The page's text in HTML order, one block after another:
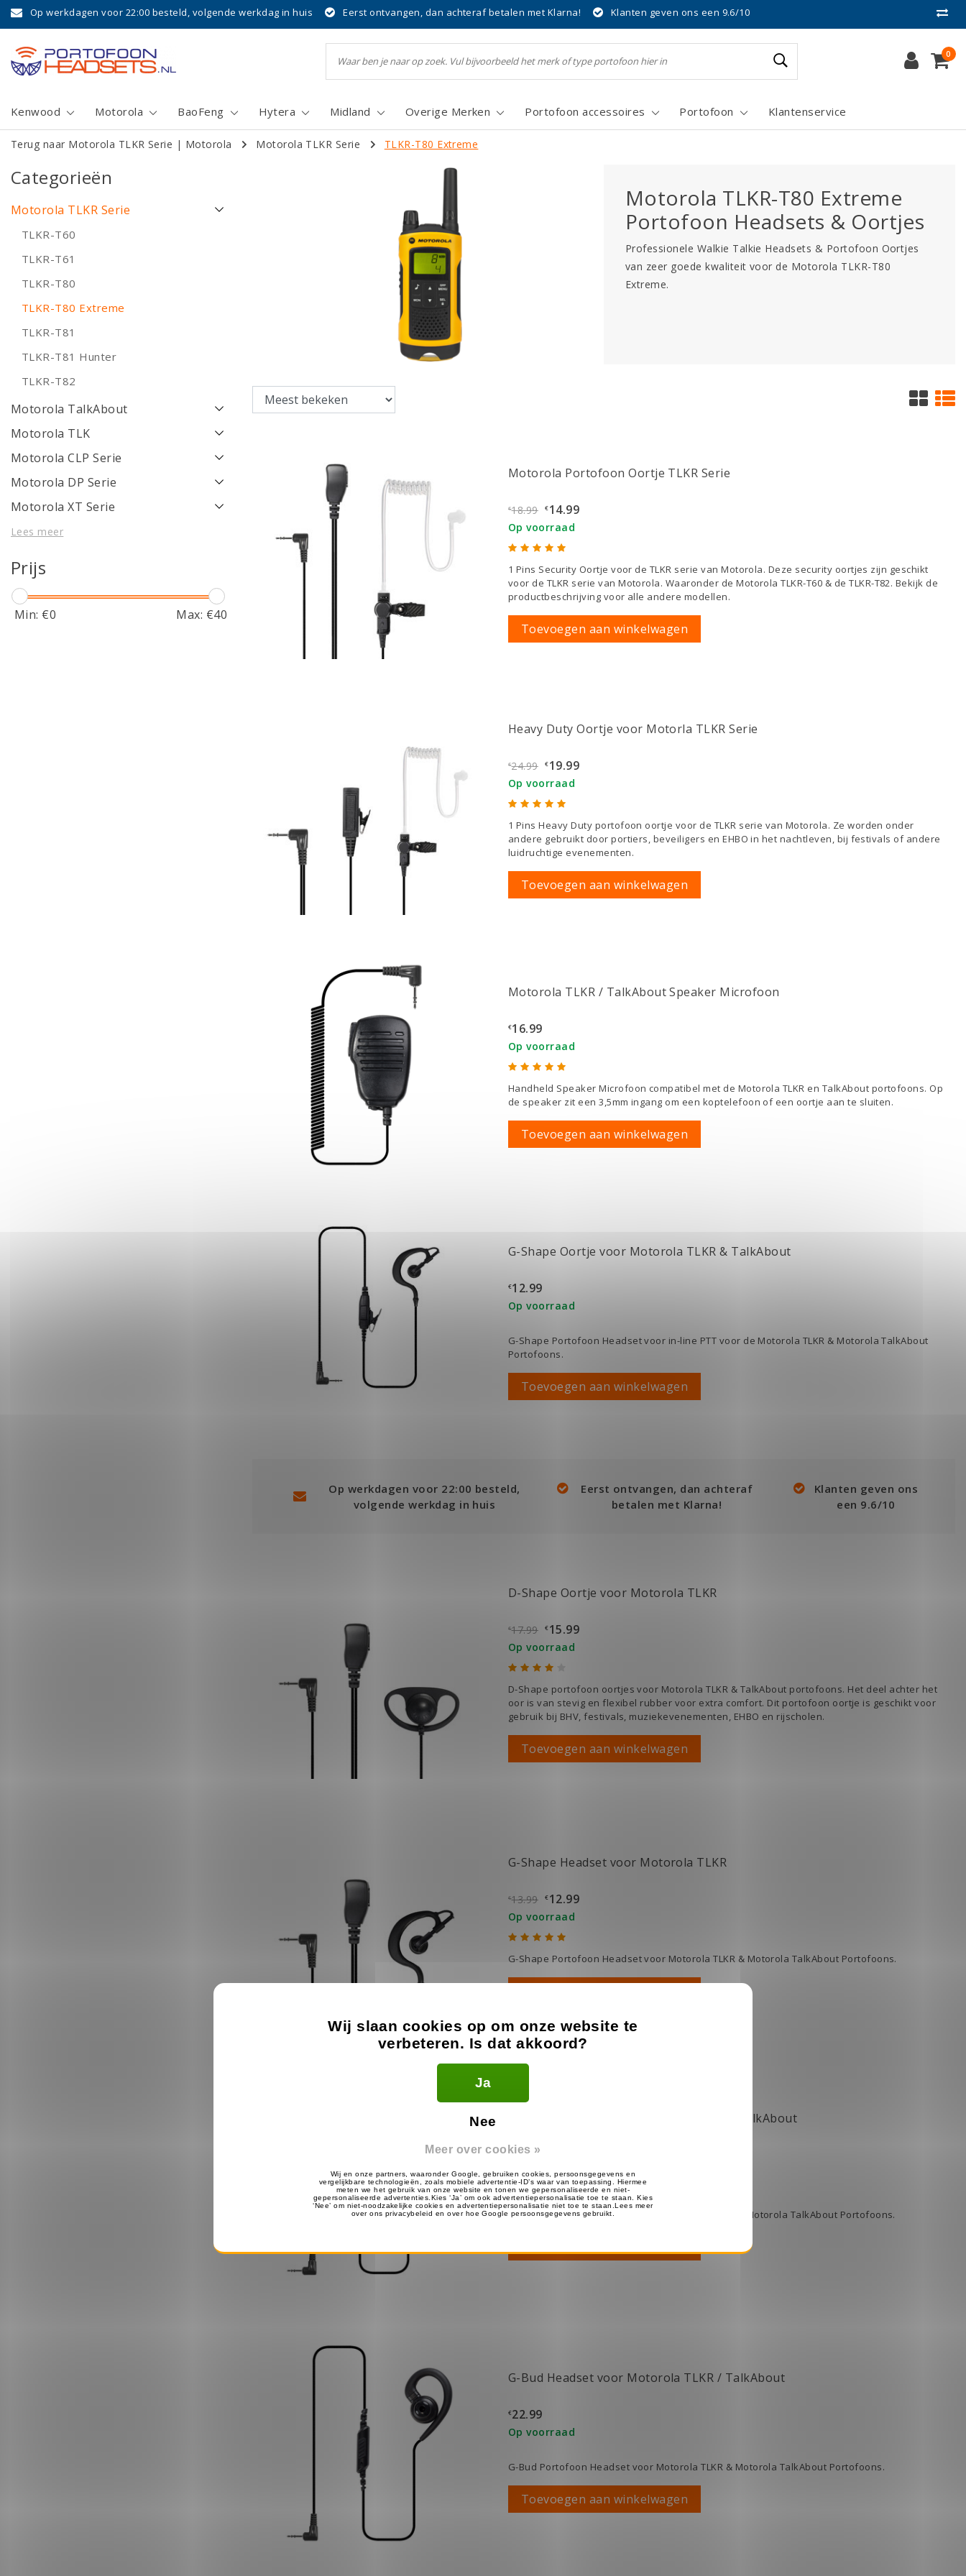
Op werkdagen voor 22:00 besteld, volgende werkdag in huis Eerst ontvangen, dan achteraf betalen met Klarna! Klanten geven ons een 9.6/10
0
Kenwood Motorola BaoFeng Hytera Midland Overige Merken Portofoon accessoires Portofoon Klantenservice
Terug naar Motorola TLKR Serie | Motorola Motorola TLKR Serie TLKR-T80 Extreme
Categorieën
Motorola TLKR Serie
TLKR-T60
TLKR-T61
TLKR-T80
TLKR-T80 Extreme
TLKR-T81
TLKR-T81 Hunter
TLKR-T82
Motorola TalkAbout
Motorola TLK
Motorola CLP Serie
Motorola DP Serie
Motorola XT Serie
Lees meer
Prijs
Min: €0 Max: €40
Motorola TLKR-T80 Extreme
Portofoon Headsets & Oortjes
Professionele Walkie Talkie Headsets & Portofoon Oortjes
van zeer goede kwaliteit voor de Motorola TLKR-T80
Extreme.
Motorola Portofoon Oortje TLKR Serie
€18.99 €14.99
Op voorraad
1 Pins Security Oortje voor de TLKR serie van Motorola. Deze security oortjes zijn geschikt
voor de TLKR serie van Motorola. Waaronder de Motorola TLKR-T60 & de TLKR-T82. Bekijk de
productbeschrijving voor alle andere modellen.
Toevoegen aan winkelwagen
Heavy Duty Oortje voor Motorla TLKR Serie
€24.99 €19.99
Op voorraad
1 Pins Heavy Duty portofoon oortje voor de TLKR serie van Motorola. Ze worden onder
andere gebruikt door portiers, beveiligers en EHBO in het nachtleven, bij festivals of andere
luidruchtige evenementen.
Toevoegen aan winkelwagen
Motorola TLKR / TalkAbout Speaker Microfoon
€16.99
Op voorraad
Handheld Speaker Microfoon compatibel met de Motorola TLKR en TalkAbout portofoons. Op
de speaker zit een 3,5mm ingang om een koptelefoon of een oortje aan te sluiten.
Toevoegen aan winkelwagen
G-Shape Oortje voor Motorola TLKR & TalkAbout
€12.99
Op voorraad
G-Shape Portofoon Headset voor in-line PTT voor de Motorola TLKR & Motorola TalkAbout
Portofoons.
Toevoegen aan winkelwagen
Op werkdagen voor 22:00 besteld,
volgende werkdag in huis
Eerst ontvangen, dan achteraf
betalen met Klarna!
Klanten geven ons
een 9.6/10
D-Shape Oortje voor Motorola TLKR
€17.99 €15.99
Op voorraad
D-Shape portofoon oortjes voor Motorola TLKR & TalkAbout portofoons. Het deel achter het
oor is van stevig en flexibel rubber voor extra comfort. Dit portofoon oortje is geschikt voor
gebruik bij BHV, festivals, muziekevenementen, EHBO en rijscholen.
Toevoegen aan winkelwagen
G-Shape Headset voor Motorola TLKR
€13.99 €12.99
Op voorraad
G-Shape Portofoon Headset voor Motorola TLKR & Motorola TalkAbout Portofoons.
C-Shape Headset voor Motorola TLKR / TalkAbout
€21.99
Op voorraad
C-Shape Portofoon Headset voor Motorola TLKR & Motorola TalkAbout Portofoons.
G-Bud Headset voor Motorola TLKR / TalkAbout
€22.99
Op voorraad
G-Bud Portofoon Headset voor Motorola TLKR & Motorola TalkAbout Portofoons.
Toevoegen aan winkelwagen
Wij slaan cookies op om onze website te
verbeteren. Is dat akkoord?
Ja
Nee
Meer over cookies »